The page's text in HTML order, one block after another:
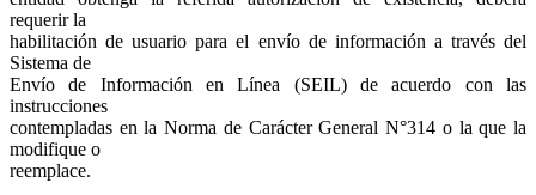
requerir la
habilitación de usuario para el envío de información a través del
Sistema de
Envío de Información en Línea (SEIL) de acuerdo con las
instrucciones
contempladas en la Norma de Carácter General N°314 o la que la
modifique o
reemplace.